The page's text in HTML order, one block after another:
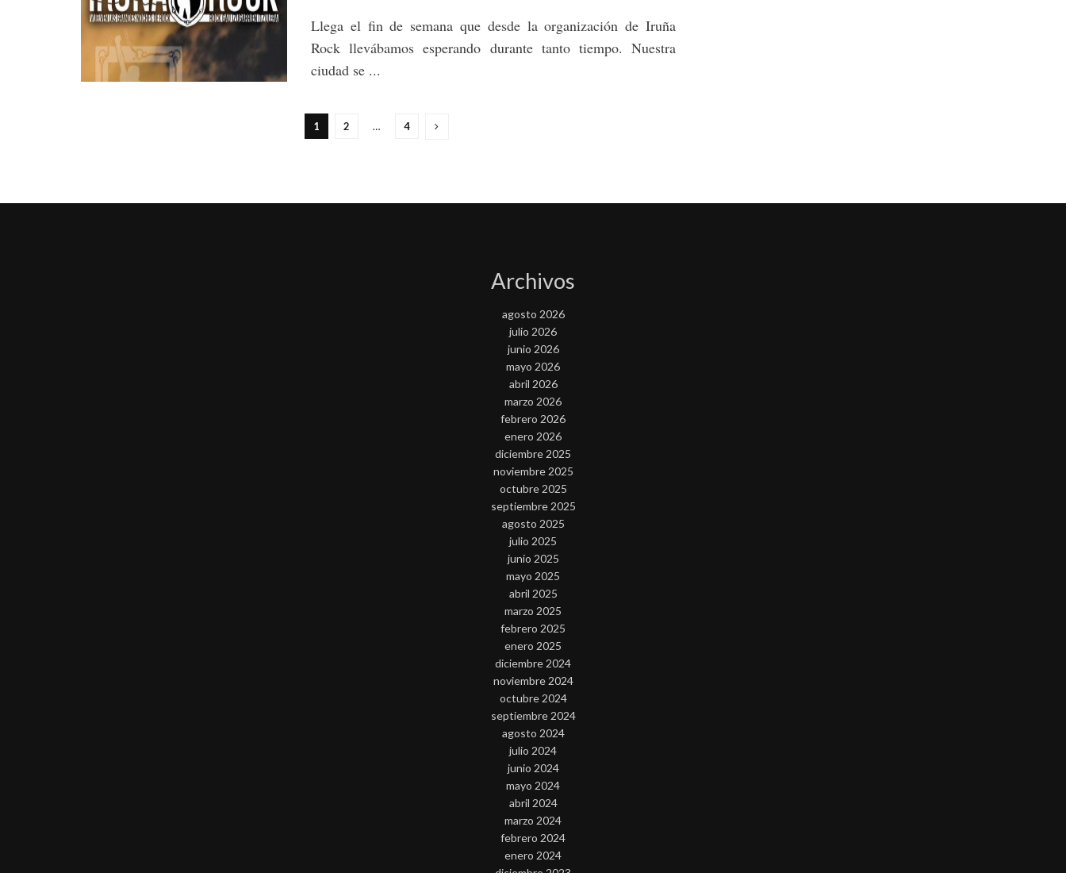
Llega el fin de semana que desde la organización de Iruña
Rock llevábamos esperando durante tanto tiempo. Nuestra
ciudad se ...
1 2 … 4
Archivos
agosto 2026
julio 2026
junio 2026
mayo 2026
abril 2026
marzo 2026
febrero 2026
enero 2026
diciembre 2025
noviembre 2025
octubre 2025
septiembre 2025
agosto 2025
julio 2025
junio 2025
mayo 2025
abril 2025
marzo 2025
febrero 2025
enero 2025
diciembre 2024
noviembre 2024
octubre 2024
septiembre 2024
agosto 2024
julio 2024
junio 2024
mayo 2024
abril 2024
marzo 2024
febrero 2024
enero 2024